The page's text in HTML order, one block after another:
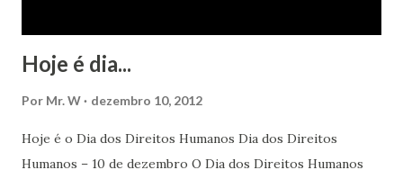
Hoje é dia...
Por Mr. W dezembro 10, 2012
Hoje é o Dia dos Direitos Humanos Dia dos Direitos
Humanos – 10 de dezembro O Dia dos Direitos Humanos